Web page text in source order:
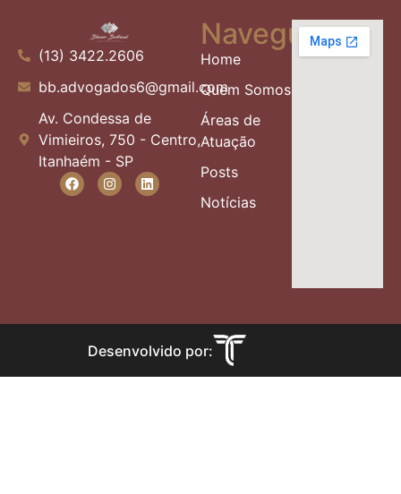
(13) 3422.2606
bb.advogados6@gmail.com
Av. Condessa de
Vimieiros, 750 - Centro,
Itanhaém - SP
Navegue
Home
Quem Somos
Áreas de
Atuação
Posts
Notícias
Desenvolvido por: